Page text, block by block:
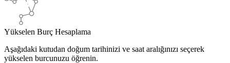
Yükselen Burç Hesaplama
Aşağıdaki kutudan doğum tarihinizi ve saat aralığınızı seçerek
yükselen burcunuzu öğrenin.